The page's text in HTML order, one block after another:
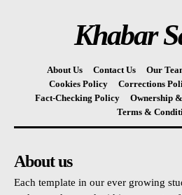
Khabar
About Us Contact Us Our
Cookies Policy
Corrections
Fact-Checking Policy
Ownership
Terms &
About us
Each template in our ever growing